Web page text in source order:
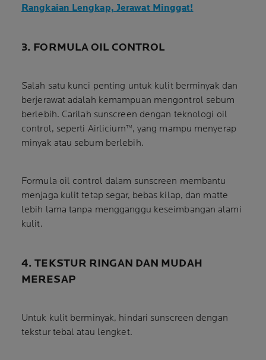
Rangkaian Lengkap, Jerawat Minggat!
3. FORMULA OIL CONTROL
Salah satu kunci penting untuk kulit berminyak dan
berjerawat adalah kemampuan mengontrol sebum
berlebih. Carilah sunscreen dengan teknologi oil
control, seperti Airlicium™, yang mampu menyerap
minyak atau sebum berlebih.
Formula oil control dalam sunscreen membantu
menjaga kulit tetap segar, bebas kilap, dan matte
lebih lama tanpa mengganggu keseimbangan alami
kulit.
4. TEKSTUR RINGAN DAN MUDAH
MERESAP
Untuk kulit berminyak, hindari sunscreen dengan
tekstur tebal atau lengket.